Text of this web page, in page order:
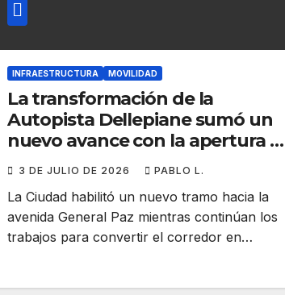
INFRAESTRUCTURA MOVILIDAD
La transformación de la
Autopista Dellepiane sumó un
nuevo avance con la apertura de
una colectora
3 DE JULIO DE 2026 PABLO L.
La Ciudad habilitó un nuevo tramo hacia la
avenida General Paz mientras continúan los
trabajos para convertir el corredor en…